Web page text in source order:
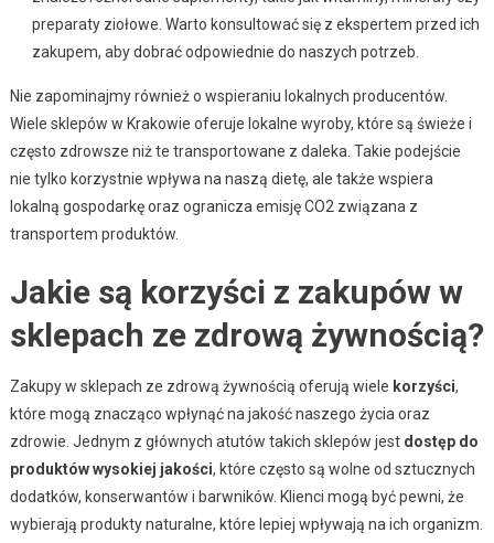
preparaty ziołowe. Warto konsultować się z ekspertem przed ich
zakupem, aby dobrać odpowiednie do naszych potrzeb.
Nie zapominajmy również o wspieraniu lokalnych producentów.
Wiele sklepów w Krakowie oferuje lokalne wyroby, które są świeże i
często zdrowsze niż te transportowane z daleka. Takie podejście
nie tylko korzystnie wpływa na naszą dietę, ale także wspiera
lokalną gospodarkę oraz ogranicza emisję CO2 związana z
transportem produktów.
Jakie są korzyści z zakupów w
sklepach ze zdrową żywnością?
Zakupy w sklepach ze zdrową żywnością oferują wiele korzyści,
które mogą znacząco wpłynąć na jakość naszego życia oraz
zdrowie. Jednym z głównych atutów takich sklepów jest dostęp do
produktów wysokiej jakości, które często są wolne od sztucznych
dodatków, konserwantów i barwników. Klienci mogą być pewni, że
wybierają produkty naturalne, które lepiej wpływają na ich organizm.